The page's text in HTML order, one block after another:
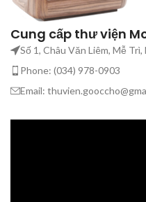
Cung cấp thư viện
Số 1, Châu Văn Liêm, Mễ
Phone: (034) 978-0903
Email: